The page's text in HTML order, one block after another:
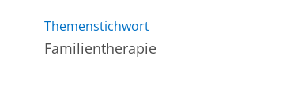
Themenstichwort
Familientherapie